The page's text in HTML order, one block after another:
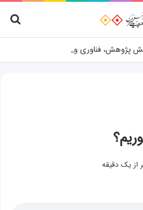
پژوهش، فناوری و شواهد علمی
از یک دقیقه